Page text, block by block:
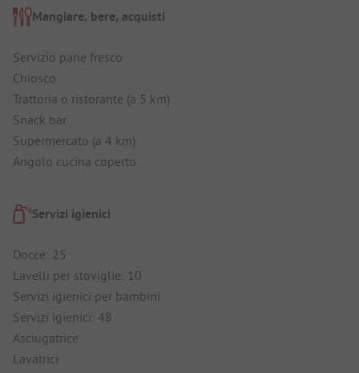
Mangiare, bere, acquisti
Servizio pane fresco
Chiosco
Trattoria o ristorante (a 5 km)
Snack bar
Supermercato (a 4 km)
Angolo cucina coperto
Servizi igienici
Docce: 25
Lavelli per stoviglie: 10
Servizi igienici per bambini
Servizi igienici: 48
Asciugatrice
Lavatrici